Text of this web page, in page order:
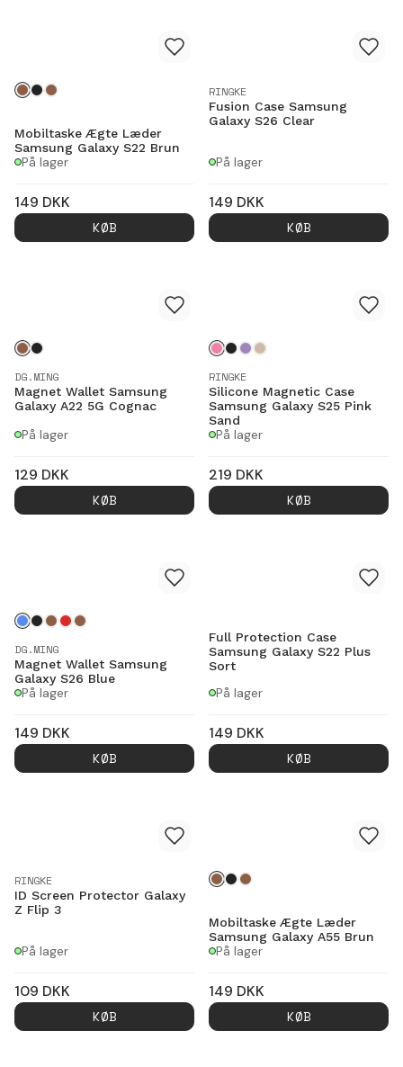
Mobiltaske Ægte Læder
Samsung Galaxy S22 Brun
På lager
149 DKK
KØB
RINGKE
Fusion Case Samsung
Galaxy S26 Clear
På lager
149 DKK
KØB
DG.MING
Magnet Wallet Samsung
Galaxy A22 5G Cognac
På lager
129 DKK
KØB
RINGKE
Silicone Magnetic Case
Samsung Galaxy S25 Pink
Sand
På lager
219 DKK
KØB
DG.MING
Magnet Wallet Samsung
Galaxy S26 Blue
På lager
149 DKK
KØB
Full Protection Case
Samsung Galaxy S22 Plus
Sort
På lager
149 DKK
KØB
RINGKE
ID Screen Protector Galaxy
Z Flip 3
På lager
109 DKK
KØB
Mobiltaske Ægte Læder
Samsung Galaxy A55 Brun
På lager
149 DKK
KØB